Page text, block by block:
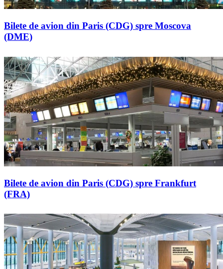
Bilete de avion din Paris (CDG) spre Moscova
(DME)
Bilete de avion din Paris (CDG) spre Frankfurt
(FRA)